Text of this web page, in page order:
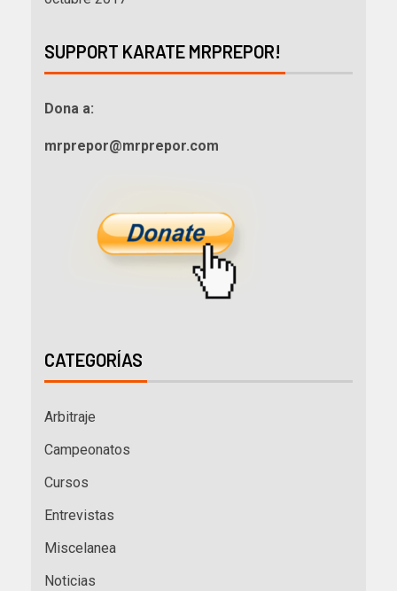
SUPPORT KARATE MRPREPOR!
Dona a:
mrprepor@mrprepor.com
CATEGORÍAS
Arbitraje
Campeonatos
Cursos
Entrevistas
Miscelanea
Noticias